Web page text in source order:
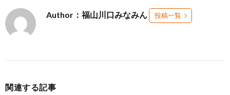
Author：福山川口みなみん 投稿一覧
関連する記事